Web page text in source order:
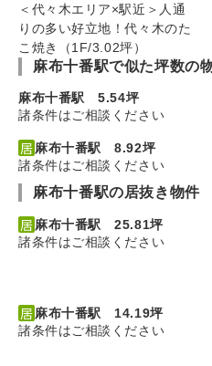
＜代々木エリア×駅近＞人通
りの多い好立地！代々木のた
こ焼き（1F/3.02坪）
麻布十番駅で似た坪数の
麻布十番駅 5.54坪
諸条件はご相談ください
麻布十番駅 8.92坪
諸条件はご相談ください
麻布十番駅の居抜き物件
麻布十番駅 25.81坪
諸条件はご相談ください
麻布十番駅 14.19坪
諸条件はご相談ください